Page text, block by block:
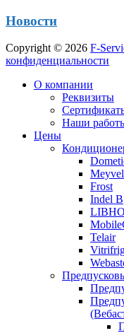
Новости
Copyright © 2026 F-
конфиденциальности
вверх
О компании
Реквизиты
Наши
Цены
Meyvel
Frost
Indel B
Telair